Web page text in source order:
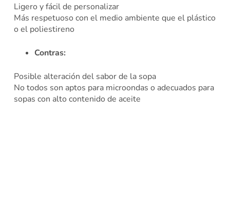
Ligero y fácil de personalizar
Más respetuoso con el medio ambiente que el plástico
o el poliestireno
Contras:
Posible alteración del sabor de la sopa
No todos son aptos para microondas o adecuados para
sopas con alto contenido de aceite